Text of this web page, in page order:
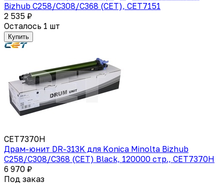
Bizhub C258/C308/C368 (CET), CET7151
2 535 ₽
Осталось 1 шт
Купить
CET7370H
Драм-юнит DR-313K для Konica Minolta Bizhub
C258/C308/C368 (CET) Black, 120000 стр., CET7370H
6 970 ₽
Под заказ